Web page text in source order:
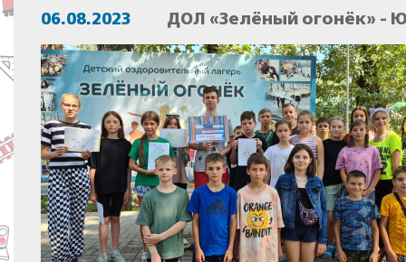
06.08.2023 ДОЛ «Зелёный огонёк» -